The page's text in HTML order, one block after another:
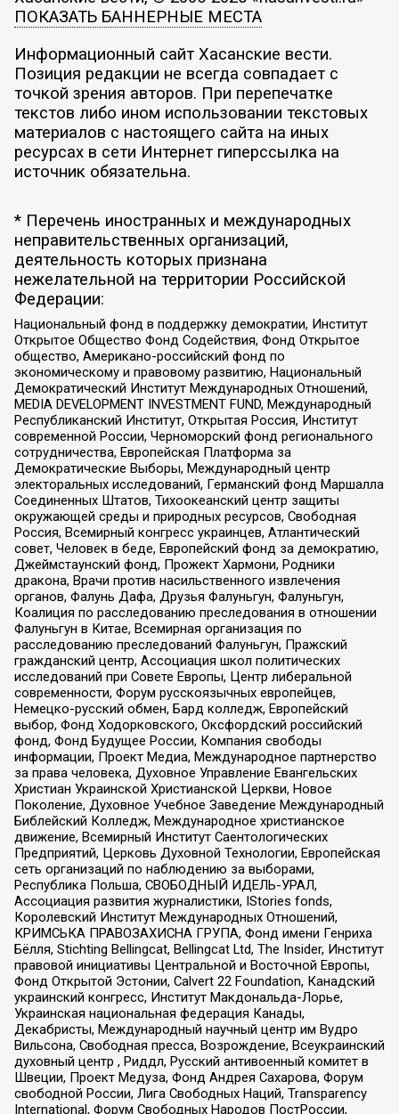
ПОКАЗАТЬ БАННЕРНЫЕ МЕСТА
Информационный сайт Хасанские вести.
Позиция редакции не всегда совпадает с
точкой зрения авторов. При перепечатке
текстов либо ином использовании текстовых
материалов с настоящего сайта на иных
ресурсах в сети Интернет гиперссылка на
источник обязательна.
* Перечень иностранных и международных
неправительственных организаций,
деятельность которых признана
нежелательной на территории Российской
Федерации:
Национальный фонд в поддержку демократии, Институт
Открытое Общество Фонд Содействия, Фонд Открытое
общество, Американо-российский фонд по
экономическому и правовому развитию, Национальный
Демократический Институт Международных Отношений,
MEDIA DEVELOPMENT INVESTMENT FUND, Международный
Республиканский Институт, Открытая Россия, Институт
современной России, Черноморский фонд регионального
сотрудничества, Европейская Платформа за
Демократические Выборы, Международный центр
электоральных исследований, Германский фонд Маршалла
Соединенных Штатов, Тихоокеанский центр защиты
окружающей среды и природных ресурсов, Свободная
Россия, Всемирный конгресс украинцев, Атлантический
совет, Человек в беде, Европейский фонд за демократию,
Джеймстаунский фонд, Прожект Хармони, Родники
дракона, Врачи против насильственного извлечения
органов, Фалунь Дафа, Друзья Фалуньгун, Фалуньгун,
Коалиция по расследованию преследования в отношении
Фалуньгун в Китае, Всемирная организация по
расследованию преследований Фалуньгун, Пражский
гражданский центр, Ассоциация школ политических
исследований при Совете Европы, Центр либеральной
современности, Форум русскоязычных европейцев,
Немецко-русский обмен, Бард колледж, Европейский
выбор, Фонд Ходорковского, Оксфордский российский
фонд, Фонд Будущее России, Компания свободы
информации, Проект Медиа, Международное партнерство
за права человека, Духовное Управление Евангельских
Христиан Украинской Христианской Церкви, Новое
Поколение, Духовное Учебное Заведение Международный
Библейский Колледж, Международное христианское
движение, Всемирный Институт Саентологических
Предприятий, Церковь Духовной Технологии, Европейская
сеть организаций по наблюдению за выборами,
Республика Польша, СВОБОДНЫЙ ИДЕЛЬ-УРАЛ,
Ассоциация развития журналистики, IStories fonds,
Королевский Институт Международных Отношений,
КРИМСЬКА ПРАВОЗАХИСНА ГРУПА, Фонд имени Генриха
Бёлля, Stichting Bellingcat, Bellingcat Ltd, The Insider, Институт
правовой инициативы Центральной и Восточной Европы,
Фонд Открытой Эстонии, Calvert 22 Foundation, Канадский
украинский конгресс, Институт Макдональда-Лорье,
Украинская национальная федерация Канады,
Декабристы, Международный научный центр им Вудро
Вильсона, Свободная пресса, Возрождение, Всеукраинский
духовный центр , Риддл, Русский антивоенный комитет в
Швеции, Проект Медуза, Фонд Андрея Сахарова, Форум
свободной России, Лига Свободных Наций, Transparеncy
International, Форум Свободных Народов ПостРоссии,